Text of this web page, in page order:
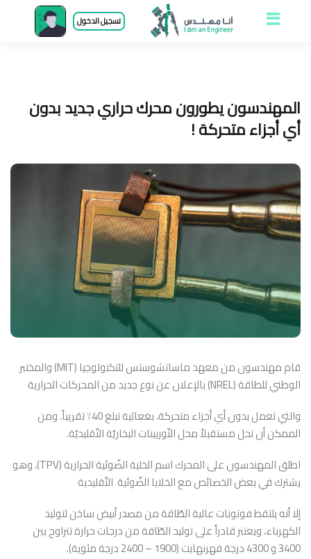
Open and close
تسجيل الدخول
المهندسون يطورون محرك حراري جديد بدون
أي أجزاء متحركة !
قام مهندسون من معهد ماساتشوستس للتكنولوجيا (MIT) والمختبر
الوطني للطاقة (NREL) بالإعلان عن نوع جديد من المحركات الحرارية
والتي تعمل بدون أي أجزاء متحركة، بغعالية تبلغ 40٪ تقريباً، ومن
الممكن أن تحل مستقبلاً محل التّوربينات البخاريّة التّقليديّة.
اطلق المهندسون على المحرك اسم الخلية الضّوئية الحرارية (TPV)، وهو
يشترك في بعض الخصائص مع الخلايا الضّوئية التّقليدية
إلا أنه يلتقط فوتونات عالية الطّاقة من مصدر أبيض ساخن لتوليد
الكهرباء، ويعتبر قادراً على توليد الطّاقة من درجات حرارة تتراوح بين
3400 و 4300 درجة فهرنهايت (1900 – 2400 درجة مئوية).